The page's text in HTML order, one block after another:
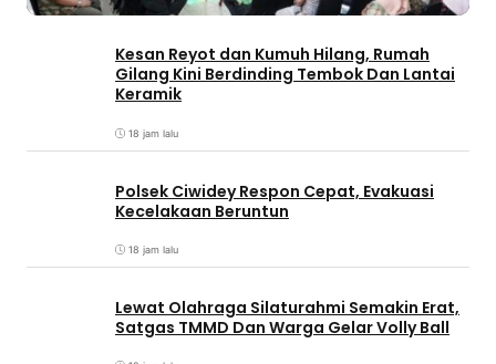
Kesan Reyot dan Kumuh Hilang, Rumah
Gilang Kini Berdinding Tembok Dan Lantai
Keramik
18 jam lalu
Polsek Ciwidey Respon Cepat, Evakuasi
Kecelakaan Beruntun
18 jam lalu
Lewat Olahraga Silaturahmi Semakin Erat,
Satgas TMMD Dan Warga Gelar Volly Ball